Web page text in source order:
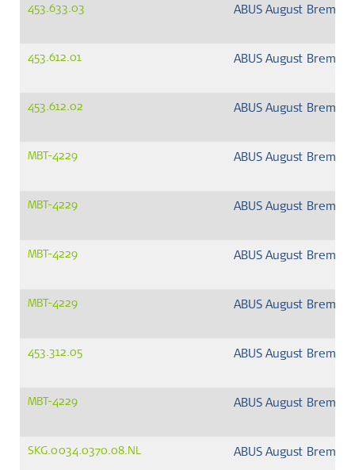
453.633.03 ABUS August
453.612.01 ABUS August
453.612.02 ABUS August
MBT-4229 ABUS August
MBT-4229 ABUS August
MBT-4229 ABUS August
MBT-4229 ABUS August
453.312.05 ABUS August
MBT-4229 ABUS August
SKG.0034.0370.08.NL ABUS August